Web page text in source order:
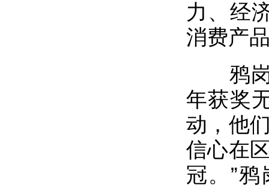
力、经
消费产
鸦岗
年获奖
动，他
信心在
冠。”